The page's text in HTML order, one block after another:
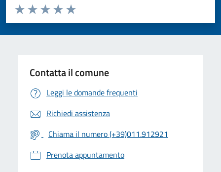
Valuta da 1 a 5 stelle la pagina
Valuta 5 stelle su 5
Valuta 4 stelle su 5
Valuta 3 stelle su 5
Valuta 2 stelle su 5
Valuta 1 stelle su 5
Contatta il comune
Leggi le domande frequenti
Richiedi assistenza
Chiama il numero (+39)011.912921
Prenota appuntamento